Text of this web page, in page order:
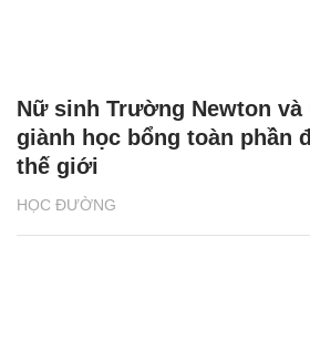
HỌC ĐƯỜNG
Nữ sinh Trường Newton và
giành học bổng toàn phần
thế giới